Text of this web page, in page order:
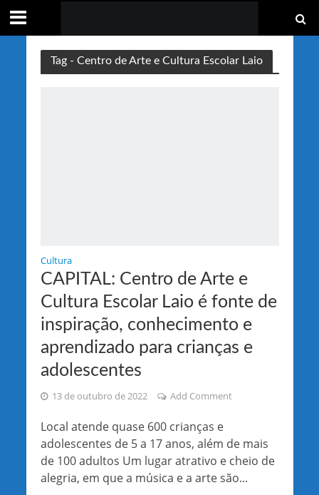
Tag - Centro de Arte e Cultura Escolar Laio
Cultura
CAPITAL: Centro de Arte e
Cultura Escolar Laio é fonte de
inspiração, conhecimento e
aprendizado para crianças e
adolescentes
13 de outubro de 2022 Add Comment
Local atende quase 600 crianças e
adolescentes de 5 a 17 anos, além de mais
de 100 adultos Um lugar atrativo e cheio de
alegria, em que a música e a arte são...